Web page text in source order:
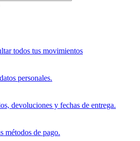
todos tus movimientos
personales.
devoluciones y fechas de entrega.
métodos de pago.